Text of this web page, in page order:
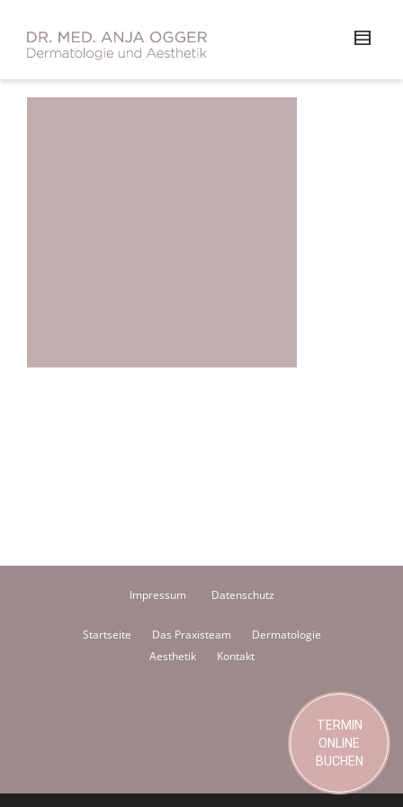
Impressum Datenschutz
Startseite Das Praxisteam
Dermatologie
Aesthetik
Kontakt
TERMIN
ONLINE
BUCHEN